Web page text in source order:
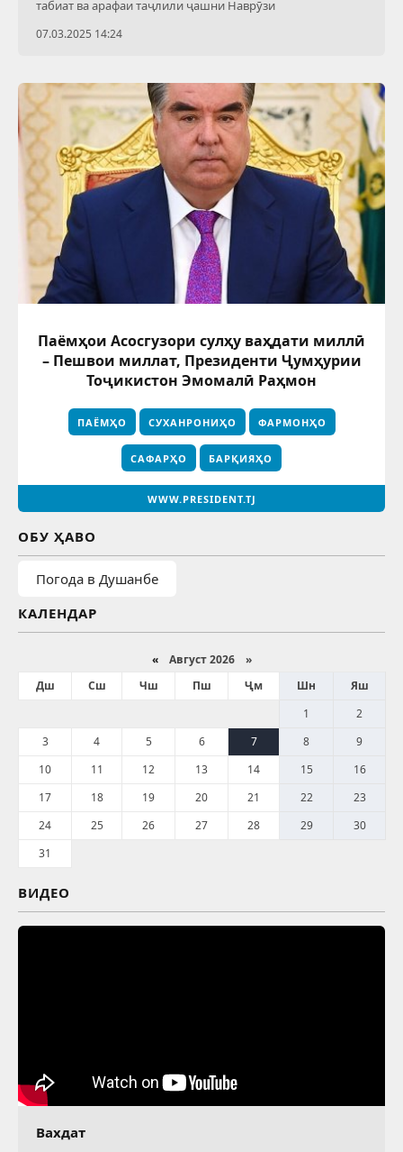
табиат ва арафаи таҷлили ҷашни Наврӯзи
07.03.2025 14:24
Паёмҳои Асосгузори сулҳу ваҳдати миллӣ
– Пешвои миллат, Президенти Ҷумҳурии
Тоҷикистон Эмомалӣ Раҳмон
ПАЁМҲО СУХАНРОНИҲО ФАРМОНҲО
САФАРҲО БАРҚИЯҲО
WWW.PRESIDENT.TJ
ОБУ ҲАВО
Погода в Душанбе
КАЛЕНДАР
«Август 2026 »
Дш
Сш Чш Пш Ҷм Шн
Яш
1
2
3
4 5 6 7 8
9
10
11 12 13 14 15
16
17
18 19 20 21 22
23
24
25 26 27 28 29
30
31
ВИДЕО
Вахдат